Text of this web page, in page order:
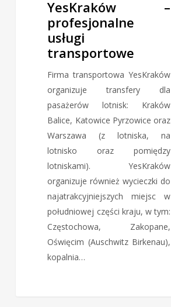
YesKraków –
profesjonalne
usługi
transportowe
Firma transportowa YesKraków
organizuje transfery dla
pasażerów lotnisk: Kraków
Balice, Katowice Pyrzowice oraz
Warszawa (z lotniska, na
lotnisko oraz pomiędzy
lotniskami). YesKraków
organizuje również wycieczki do
najatrakcyjniejszych miejsc w
południowej części kraju, w tym:
Częstochowa, Zakopane,
Oświęcim (Auschwitz Birkenau),
kopalnia…